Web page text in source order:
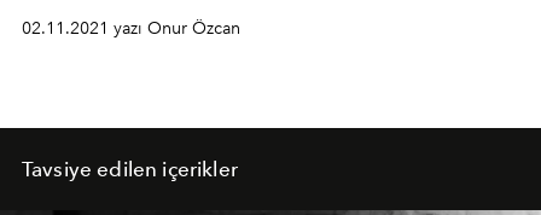
02.11.2021 yazı Onur Özcan
Tavsiye edilen içerikler